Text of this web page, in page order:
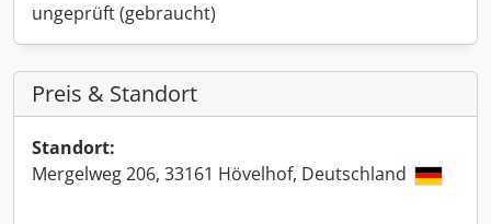
ungeprüft (gebraucht)
Preis & Standort
Standort:
Mergelweg 206, 33161 Hövelhof, Deutschland